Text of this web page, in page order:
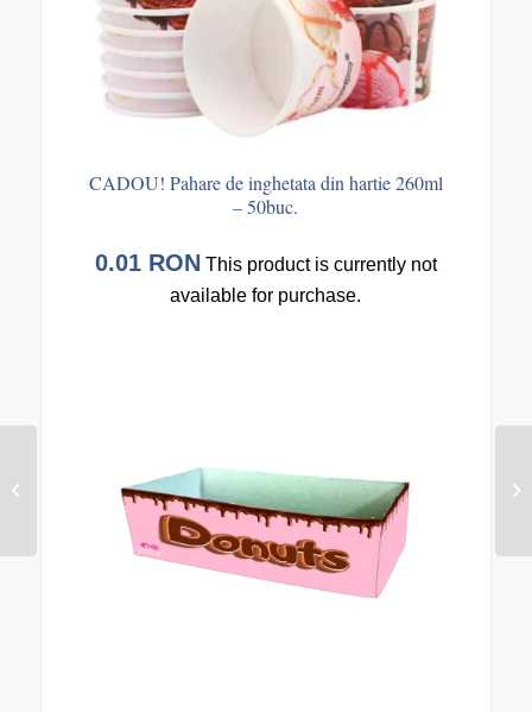
CADOU! Pahare de inghetata din hartie 260ml
– 50buc.
0.01 RON This product is currently not
available for purchase.
CADOU! Perle din
zahăr colorate – 1kg